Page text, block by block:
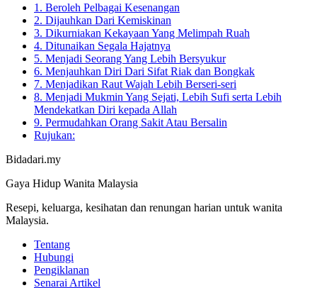
1. Beroleh Pelbagai Kesenangan
2. Dijauhkan Dari Kemiskinan
3. Dikurniakan Kekayaan Yang Melimpah Ruah
4. Ditunaikan Segala Hajatnya
5. Menjadi Seorang Yang Lebih Bersyukur
6. Menjauhkan Diri Dari Sifat Riak dan Bongkak
7. Menjadikan Raut Wajah Lebih Berseri-seri
8. Menjadi Mukmin Yang Sejati, Lebih Sufi serta Lebih
Mendekatkan Diri kepada Allah
9. Permudahkan Orang Sakit Atau Bersalin
Rujukan:
Bidadari.my
Gaya Hidup Wanita Malaysia
Resepi, keluarga, kesihatan dan renungan harian untuk wanita
Malaysia.
Tentang
Hubungi
Pengiklanan
Senarai Artikel